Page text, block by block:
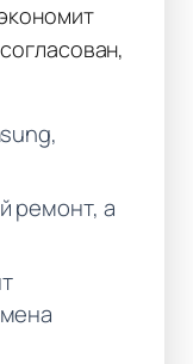
ремонт, а